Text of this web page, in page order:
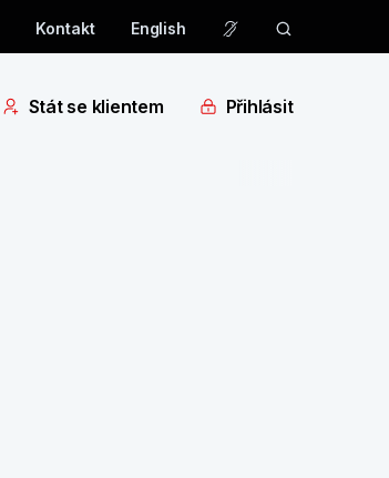
Kontakt English
Stát se klientem Přihlásit